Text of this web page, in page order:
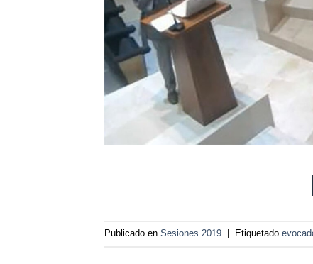
Publicado en Sesiones 2019 Etiquetado